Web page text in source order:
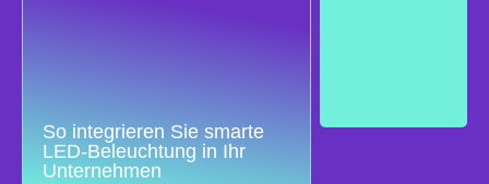
So integrieren Sie smarte
LED-Beleuchtung in Ihr
Unternehmen